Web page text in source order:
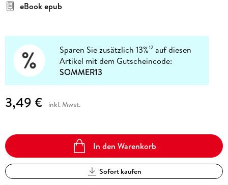
eBook epub
Sparen Sie zusätzlich 13%12 auf diesen
Artikel mit dem Gutscheincode:
SOMMER13
3,49 € inkl. Mwst.
In den Warenkorb
Sofort kaufen